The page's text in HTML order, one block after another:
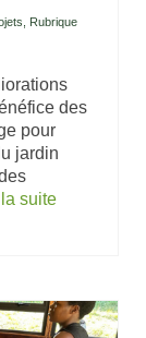
Rubrique
des
pour
jardin
suite